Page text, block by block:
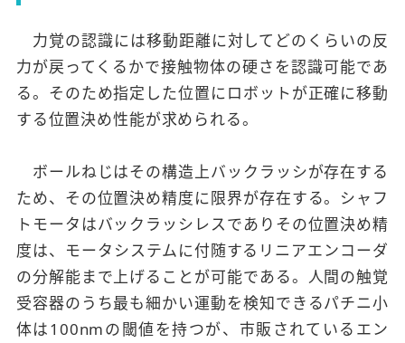
力覚の認識には移動距離に対してどのくらいの反
力が戻ってくるかで接触物体の硬さを認識可能であ
る。そのため指定した位置にロボットが正確に移動
する位置決め性能が求められる。
ボールねじはその構造上バックラッシが存在する
ため、その位置決め精度に限界が存在する。シャフ
トモータはバックラッシレスでありその位置決め精
度は、モータシステムに付随するリニアエンコーダ
の分解能まで上げることが可能である。人間の触覚
受容器のうち最も細かい運動を検知できるパチニ小
体は100nmの閾値を持つが、市販されているエン